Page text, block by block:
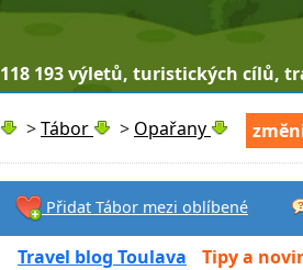
118 193 výletů, turistických cílů,
>Tábor > Opařany
Přidat Tábor mezi oblíbené
Travel blog Toulava Tipy a